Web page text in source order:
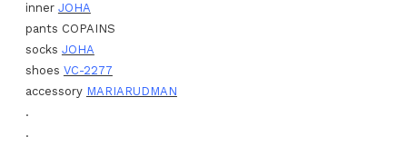
inner JOHA
pants COPAINS
socks JOHA
shoes VC-2277
accessory MARIARUDMAN
.
.